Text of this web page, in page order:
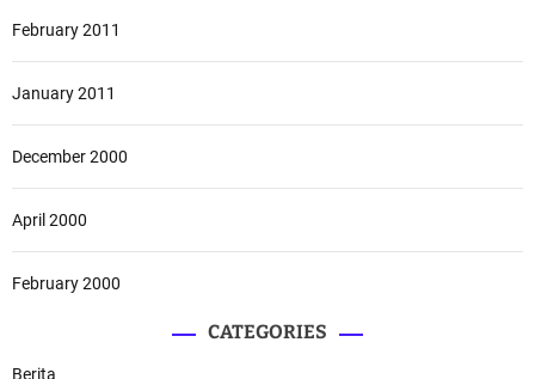
February 2011
January 2011
December 2000
April 2000
February 2000
CATEGORIES
Berita